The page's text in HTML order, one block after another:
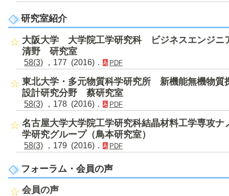
研究室紹介
大阪大学 大学院工学研究科 ビジネスエンジニ
清野 研究室
58(3) ，177 (2016)． PDF
東北大学・多元物質科学研究所 新機能無機物
設計研究分野 蔡研究室
58(3) ，178 (2016)． PDF
名古屋大学大学院工学研究科結晶材料工学専攻
学研究グループ（鳥本研究室）
58(3) ，179 (2016)． PDF
フォーラム・会員の声
会員の声